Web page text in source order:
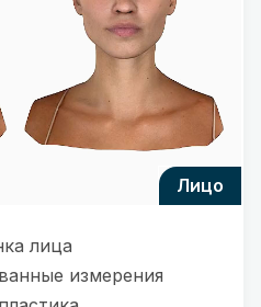
лицо
лица
измерения